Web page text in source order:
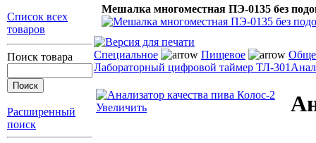
Список всех
товаров
Поиск товара
Расширенный
поиск
Мешалка многоместная ПЭ-0135 без
Специальное Пищевое
Лабораторный цифровой таймер ТЛ-301
Увеличить